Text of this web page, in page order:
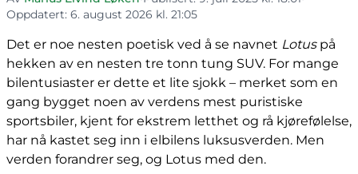
Oppdatert: 6. august 2026 kl. 21:05
Det er noe nesten poetisk ved å se navnet Lotuspå
hekken av en nesten tre tonn tung SUV. For mange
bilentusiaster er dette et lite sjokk – merket som en
gang bygget noen av verdens mest puristiske
sportsbiler, kjent for ekstrem letthet og rå kjørefølelse,
har nå kastet seg inn i elbilens luksusverden. Men
verden forandrer seg, og Lotus med den.